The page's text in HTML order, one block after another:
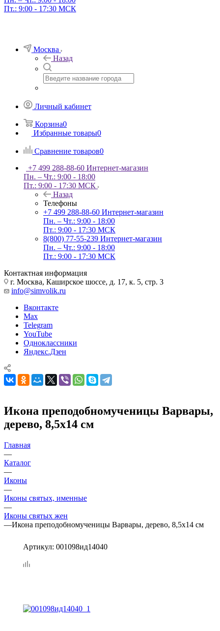
Пт.: 9:00 - 17:30 МСК
Москва
Назад
Личный кабинет
Корзина0
Избранные товары0
Сравнение товаров0
+7 499 288-88-60 Интернет-магазин
Пн. – Чт.: 9:00 - 18:00
Пт.: 9:00 - 17:30 МСК
Назад
Телефоны
+7 499 288-88-60 Интернет-магазин
Пн. – Чт.: 9:00 - 18:00
Пт.: 9:00 - 17:30 МСК
8(800) 77-55-239 Интернет-магазин
Пн. – Чт.: 9:00 - 18:00
Пт.: 9:00 - 17:30 МСК
Контактная информация
г. Москва, Каширское шоссе, д. 17, к. 5, стр. 3
info@simvolik.ru
Вконтакте
Max
Telegram
YouTube
Одноклассники
Яндекс.Дзен
Икона преподобномученицы Варвары,
дерево, 8,5х14 см
Главная
—
Каталог
—
Иконы
—
Иконы святых, именные
—
Иконы святых жен
—Икона преподобномученицы Варвары, дерево, 8,5х14 см
Артикул: 001098ид14040